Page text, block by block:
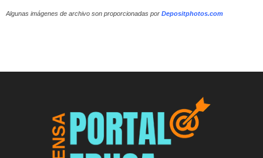
Algunas imágenes de archivo son proporcionadas por Depositphotos.com